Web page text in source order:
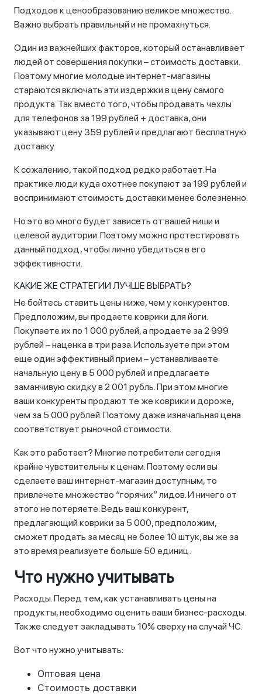
Подходов к ценообразованию великое множество.
Важно выбрать правильный и не промахнуться.
Один из важнейших факторов, который останавливает
людей от совершения покупки – стоимость доставки.
Поэтому многие молодые интернет-магазины
стараются включать эти издержки в цену самого
продукта. Так вместо того, чтобы продавать чехлы
для телефонов за 199 рублей + доставка, они
указывают цену 359 рублей и предлагают бесплатную
доставку.
К сожалению, такой подход редко работает. На
практике люди куда охотнее покупают за 199 рублей и
воспринимают стоимость доставки менее болезненно.
Но это во много будет зависеть от вашей ниши и
целевой аудитории. Поэтому можно протестировать
данный подход, чтобы лично убедиться в его
эффективности.
КАКИЕ ЖЕ СТРАТЕГИИ ЛУЧШЕ ВЫБРАТЬ?
Не бойтесь ставить цены ниже, чем у конкурентов.
Предположим, вы продаете коврики для йоги.
Покупаете их по 1 000 рублей, а продаете за 2 999
рублей – наценка в три раза. Используете при этом
еще один эффективный прием – устанавливаете
начальную цену в 5 000 рублей и предлагаете
заманчивую скидку в 2 001 рубль. При этом многие
ваши конкуренты продают те же коврики и дороже,
чем за 5 000 рублей. Поэтому даже изначальная цена
соответствует рыночной стоимости.
Как это работает? Многие потребители сегодня
крайне чувствительны к ценам. Поэтому если вы
сделаете ваш интернет-магазин доступным, то
привлечете множество “горячих” лидов. И ничего от
этого не потеряете. Ведь ваш конкурент,
предлагающий коврики за 5 000, предположим,
сможет продать за месяц не более 10 штук, вы же за
это время реализуете больше 50 единиц.
Что нужно учитывать
Расходы. Перед тем, как устанавливать цены на
продукты, необходимо оценить ваши бизнес-расходы.
Также следует закладывать 10% сверху на случай ЧС.
Вот что нужно учитывать:
Оптовая цена
Стоимость доставки